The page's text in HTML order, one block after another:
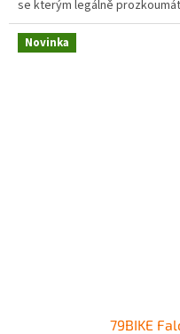
se kterým legálně
Novinka
79BIKE